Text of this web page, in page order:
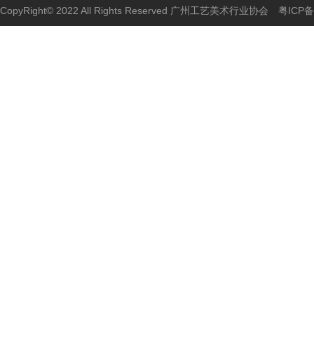
CopyRight© 2022 All Rights Reserved 广州工艺美术行业协会 粤ICP